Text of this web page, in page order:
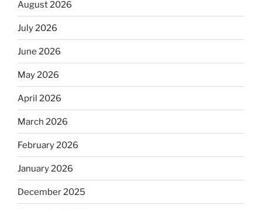
August 2026
July 2026
June 2026
May 2026
April 2026
March 2026
February 2026
January 2026
December 2025